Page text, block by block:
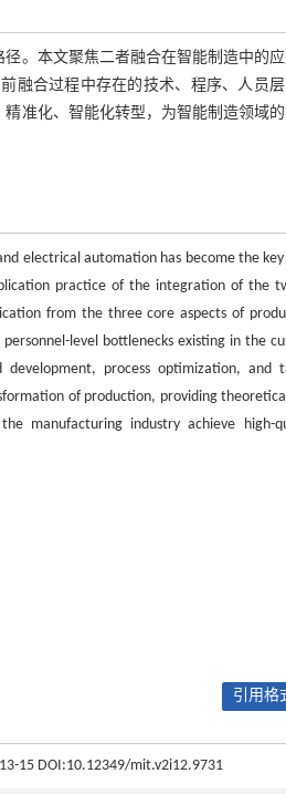
。本文聚焦二者融合在智能制造中的
融合过程中存在的技术、程序、人员
准化、智能化转型，为智能制造领域
electrical automation has become the
practice of the integration of the
from the three core aspects of
level bottlenecks existing in the
development, process optimization, and
of production, providing
manufacturing industry achieve high-
引用格
15 DOI:10.12349/mit.v2i12.9731